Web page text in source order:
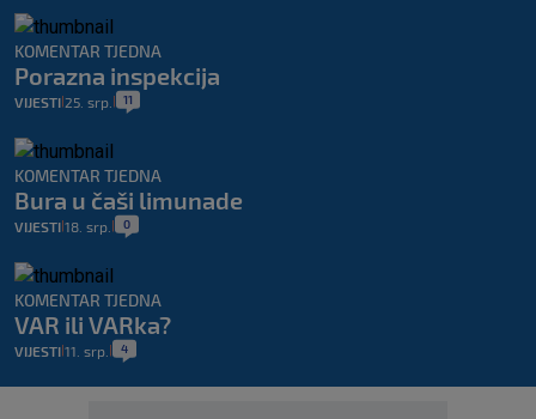
KOMENTAR TJEDNA
Porazna inspekcija
VIJESTI 25. srp. 11
KOMENTAR TJEDNA
Bura u čaši limunade
VIJESTI 18. srp. 0
KOMENTAR TJEDNA
VAR ili VARka?
VIJESTI 11. srp. 4